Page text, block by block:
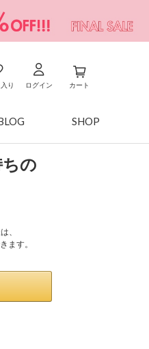
り ログイン カート
SHOP
の
、
ます。